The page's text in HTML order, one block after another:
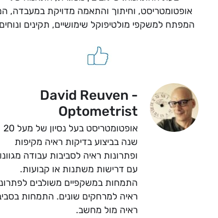
אופטומטריסט, וחיתוך והתאמה מדויקת במעבדה,
המפתח למשקפי מולטיפוקל שימושיים, תקינים
David Reuven -
Optometrist
אופטומטריסט בעל נסיון של מעל 20
שנה בביצוע בדיקות ראיה מקיפות
ופתרונות ראיה לסביבות עבודה
עם דרישות משתנות או קבועות.
התמחות במשקפיים משולבים
ראיה למרחקים שונים. התמחות
ראיה מול מחשב.